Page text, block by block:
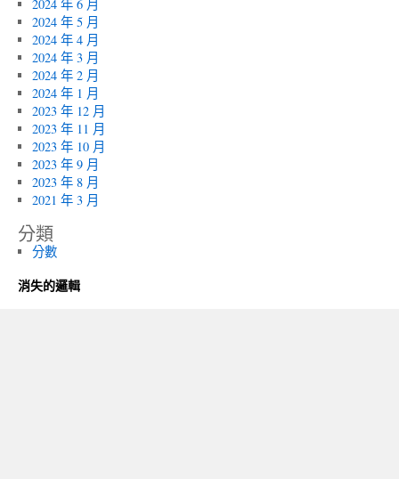
2024 年 6 月
2024 年 5 月
2024 年 4 月
2024 年 3 月
2024 年 2 月
2024 年 1 月
2023 年 12 月
2023 年 11 月
2023 年 10 月
2023 年 9 月
2023 年 8 月
2021 年 3 月
分類
分數
消失的邏輯